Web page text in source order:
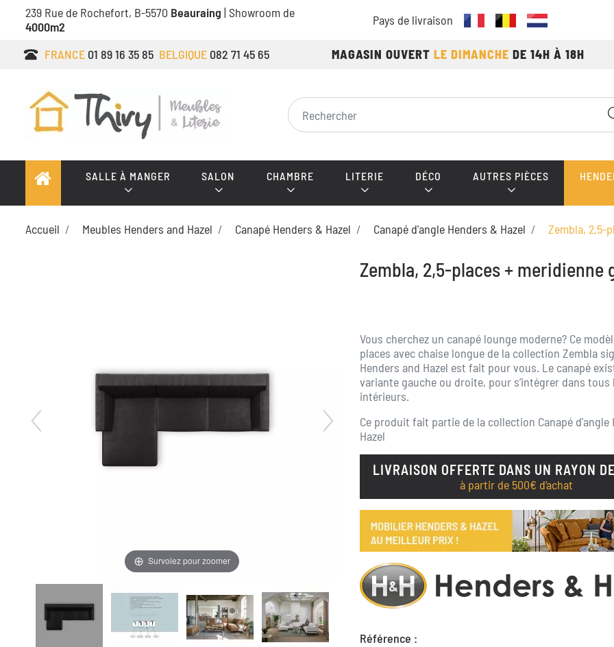
239 Rue de Rochefort, B-5570 Beauraing | Showroom de
4000m2
Pays de livraison
FRANCE 01 89 16 35 85 BELGIQUE 082 71 45 65 MAGASIN OUVERT LE DIMANCHE DE 14H À 18H
SALLE À MANGER SALON CHAMBRE LITERIE DÉCO AUTRES PIÈCES
Accueil Meubles Henders and Hazel Canapé Henders & Hazel Canapé d'angle Henders & Hazel Zembla, 2,5-
Survolez pour zoomer
Zembla, 2,5-places + meridienne
Vous cherchez un canapé lounge moderne? Ce
places avec chaise longue de la collection Zembla
Henders and Hazel est fait pour vous. Le canapé
variante gauche ou droite, pour s’intégrer dans tous
intérieurs.
Ce produit fait partie de la collection Canapé d'angle
Hazel
LIVRAISON OFFERTE DANS UN RAYON
à partir de 500€ d’achat
Référence :